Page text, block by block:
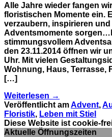
Alle Jahre wieder fangen
floristischen Momente ein.
verzaubern, inspirieren
Adventsmomente
stimmungsvollem
den 23.11.2014 öffnen wir
Uhr. Mit vielen
Wohnung, Haus, Terrasse,
[…]
Weiterlesen →
Veröffentlicht amAdvent,
Floristik, Leben mit Stiel
Diese Website ist cookie-
Aktuelle Öffnungszeiten